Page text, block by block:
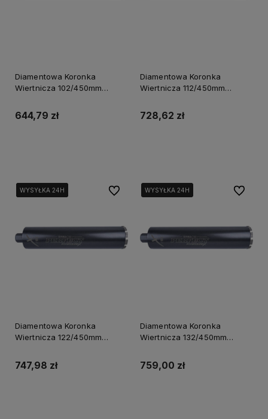
Diamentowa Koronka
Wiertnicza 102/450mm
644,79 zł
Diamentowa Koronka
Wiertnicza 112/450mm
728,62 zł
WYSYŁKA 24H
WYSYŁKA 24H
WYSYŁKA 24H
Diamentowa Koronka
Wiertnicza 122/450mm
747,98 zł
Do ulubionychWYSYŁKA 24H
WYSYŁKA 24H
Diamentowa Koronka
Wiertnicza 132/450mm
759,00 zł
Do